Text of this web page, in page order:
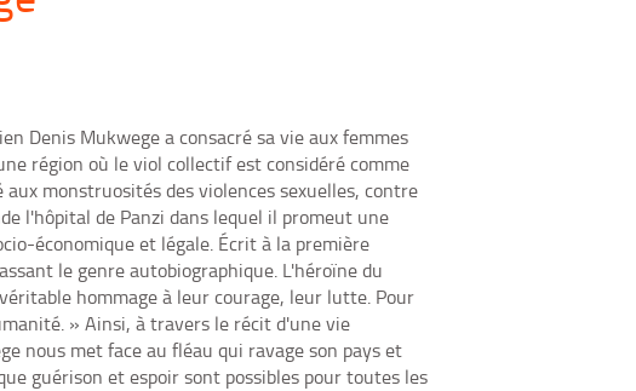
Denis Mukwege a consacré sa vie aux femmes
région où le viol collectif est considéré comme
monstruosités des violences sexuelles, contre
l'hôpital de Panzi dans lequel il promeut une
économique et légale. Écrit à la première
le genre autobiographique. L'héroïne du
hommage à leur courage, leur lutte. Pour
» Ainsi, à travers le récit d'une vie
nous met face au fléau qui ravage son pays et
guérison et espoir sont possibles pour toutes les